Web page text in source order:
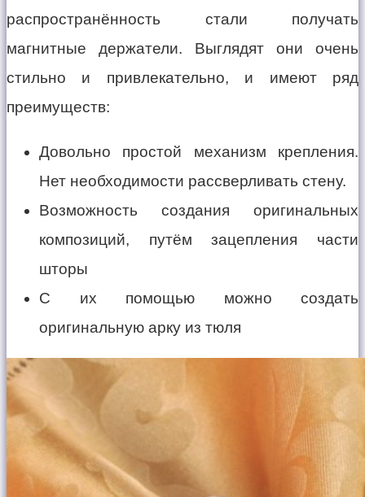
распространённость стали получать
магнитные держатели. Выглядят они очень
стильно и привлекательно, и имеют ряд
преимуществ:
Довольно простой механизм крепления.
Нет необходимости рассверливать стену.
Возможность создания оригинальных
композиций, путём зацепления части
шторы
С их помощью можно создать
оригинальную арку из тюля